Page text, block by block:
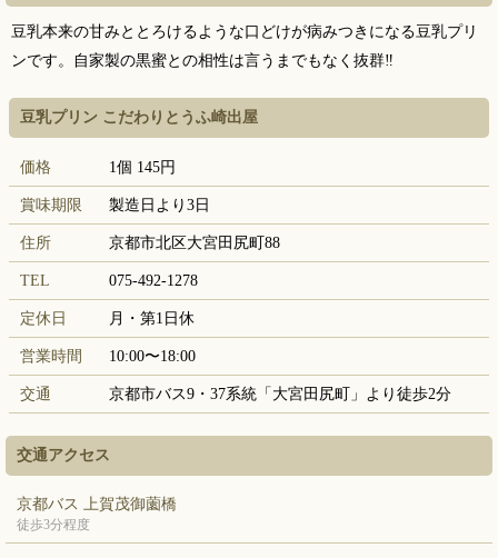
豆乳本来の甘みととろけるような口どけが病みつきになる豆乳プリ
ンです。自家製の黒蜜との相性は言うまでもなく抜群‼︎
豆乳プリン こだわりとうふ崎出屋
価格 1個 145円
賞味期限 製造日より3日
住所 京都市北区大宮田尻町88
TEL 075-492-1278
定休日 月・第1日休
営業時間 10:00〜18:00
交通 京都市バス9・37系統「大宮田尻町」より徒歩2分
交通アクセス
京都バス 上賀茂御薗橋
徒歩3分程度